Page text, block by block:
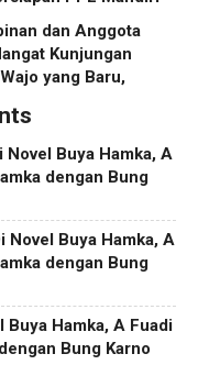
dan Anggota
Kunjungan
yang Baru,
Novel Buya Hamka, A
dengan Bung
Novel Buya Hamka, A
dengan Bung
Buya Hamka, A Fuadi
Bung Karno